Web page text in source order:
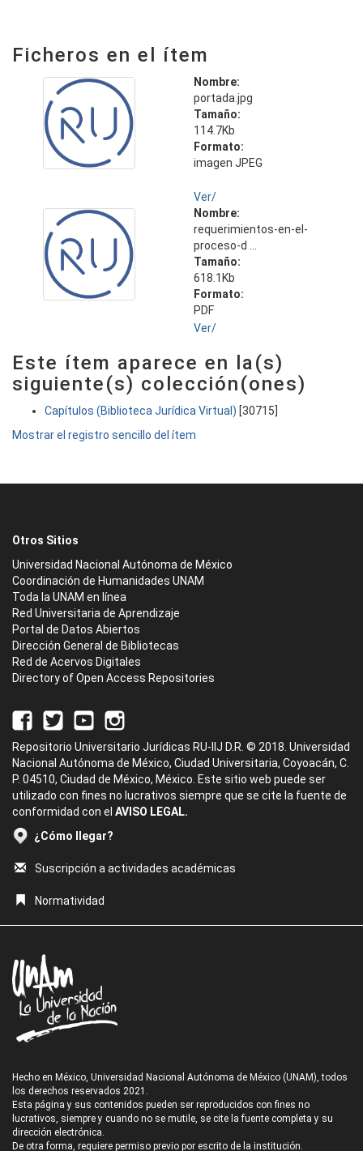
Ficheros en el ítem
Nombre:
portada.jpg
Tamaño:
114.7Kb
Formato:
imagen JPEG
Ver/
Nombre:
requerimientos-en-el-
proceso-d ...
Tamaño:
618.1Kb
Formato:
PDF
Ver/
Este ítem aparece en la(s)
siguiente(s) colección(ones)
Capítulos (Biblioteca Jurídica Virtual) [30715]
Mostrar el registro sencillo del ítem
Otros Sitios
Universidad Nacional Autónoma de México
Coordinación de Humanidades UNAM
Toda la UNAM en línea
Red Universitaria de Aprendizaje
Portal de Datos Abiertos
Dirección General de Bibliotecas
Red de Acervos Digitales
Directory of Open Access Repositories
Repositorio Universitario Jurídicas RU-IIJ D.R. © 2018. Universidad
Nacional Autónoma de México, Ciudad Universitaria, Coyoacán, C.
P. 04510, Ciudad de México, México. Este sitio web puede ser
utilizado con fines no lucrativos siempre que se cite la fuente de
conformidad con el AVISO LEGAL.
¿Cómo llegar?
Suscripción a actividades académicas
Normatividad
Hecho en México, Universidad Nacional Autónoma de México (UNAM), todos
los derechos reservados 2021.
Esta página y sus contenidos pueden ser reproducidos con fines no
lucrativos, siempre y cuando no se mutile, se cite la fuente completa y su
dirección electrónica.
De otra forma, requiere permiso previo por escrito de la institución.